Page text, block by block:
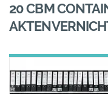
20 CBM